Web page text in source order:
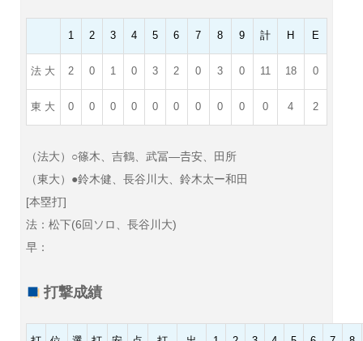
1 2 3 4 5 6 7 8 9 計 H E
法 大 2 0 1 0 3 2 0 3 0 11 18 0
東 大 0 0 0 0 0 0 0 0 0 0 4 2
（法大）○篠木、吉鶴、武冨—𠮷安、田所
（東大）●鈴木健、長谷川大、鈴木太ー和田
[本塁打]
法：松下(6回ソロ、長谷川大)
早：
打撃成績